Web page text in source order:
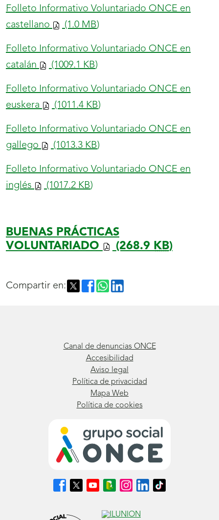
Folleto Informativo Voluntariado ONCE en
castellano
(1.0 MB)
Folleto Informativo Voluntariado ONCE en
catalán
(1009.1 KB)
Folleto Informativo Voluntariado ONCE en
euskera
(1011.4 KB)
Folleto Informativo Voluntariado ONCE en
gallego
(1013.3 KB)
Folleto Informativo Voluntariado ONCE en
inglés
(1017.2 KB)
BUENAS PRÁCTICAS
VOLUNTARIADO
(268.9 KB)
Compartir en:
Canal de denuncias ONCE
Accesibilidad
Aviso legal
Política de privacidad
Mapa Web
Política de cookies
Síguenos
en
Síguenos
en
Síguenos
en
Síguenos
en
Blog
Síguenos
en
(se
Síguenos
en
(se
Síguenos
en